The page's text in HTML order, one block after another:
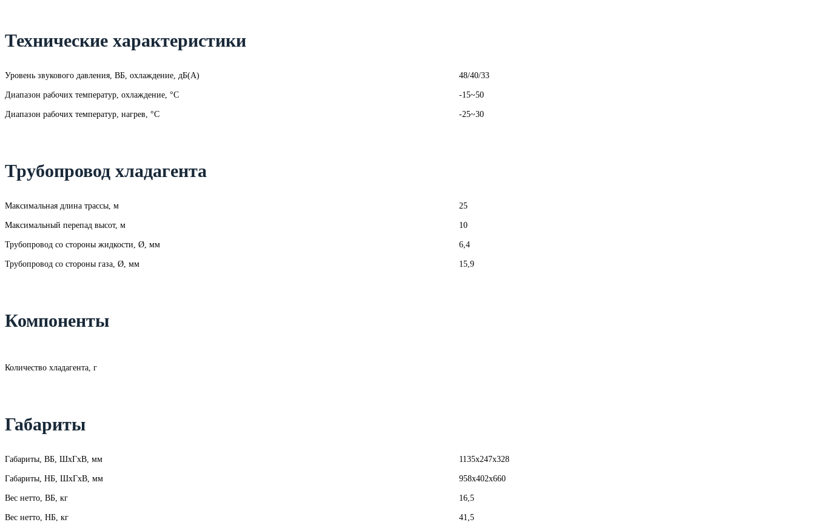
Технические характеристики
Уровень звукового давления, ВБ, охлаждение, дБ(А) 48/40/33
Диапазон рабочих температур, охлаждение, °C -15~50
Диапазон рабочих температур, нагрев, °C -25~30
Трубопровод хладагента
Максимальная длина трассы, м 25
Максимальный перепад высот, м 10
Трубопровод со стороны жидкости, Ø, мм 6,4
Трубопровод со стороны газа, Ø, мм 15,9
Компоненты
Количество хладагента, г
Габариты
Габариты, ВБ, ШхГхВ, мм 1135x247x328
Габариты, НБ, ШхГхВ, мм 958x402x660
Вес нетто, ВБ, кг 16,5
Вес нетто, НБ, кг 41,5